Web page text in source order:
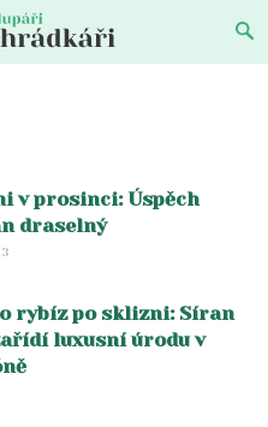
v prosinci: Úspěch
draselný
rybíz po sklizni: Síran
luxusní úrodu v